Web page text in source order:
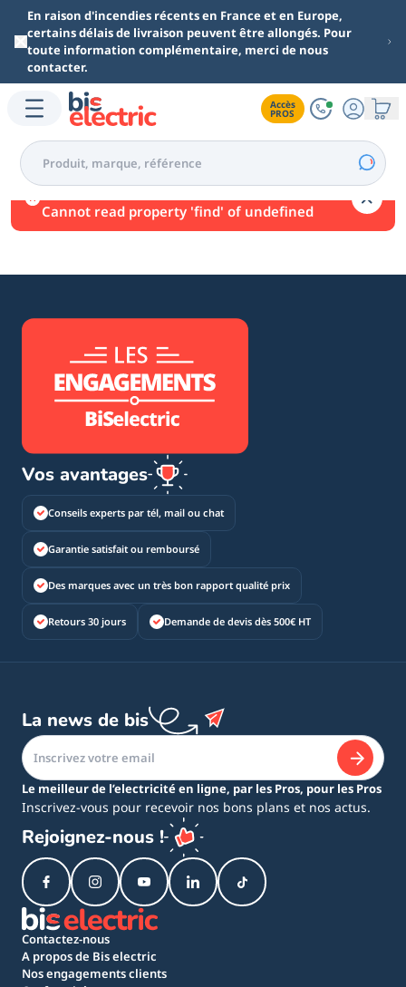
Aller au contenu principal
En raison d'incendies récents en France et en Europe,
certains délais de livraison peuvent être allongés. Pour
toute information complémentaire, merci de nous
contacter.
Accès
PROS
Une erreur est survenue.
Cannot read property 'find' of undefined
Vos avantages
Conseils experts par tél, mail ou chat
Garantie satisfait ou remboursé
Des marques avec un très bon rapport qualité prix
Retours 30 jours Demande de devis dès 500€ HT
La news de bis
Le meilleur de l’electricité en ligne, par les Pros, pour les Pros
Inscrivez-vous pour recevoir nos bons plans et nos actus.
Rejoignez-nous !
Contactez-nous
A propos de Bis electric
Nos engagements clients